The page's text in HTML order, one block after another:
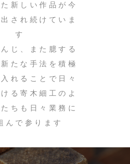
新しい作品が今
され続けていま
す
じ、また臆する
たな手法を積極
れることで日々
る寄木細工のよ
ちも日々業務に
んで参ります